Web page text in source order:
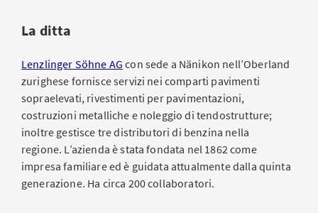
La ditta
Lenzlinger Söhne AG con sede a Nänikon nell’Oberland
zurighese fornisce servizi nei comparti pavimenti
sopraelevati, rivestimenti per pavimentazioni,
costruzioni metalliche e noleggio di tendostrutture;
inoltre gestisce tre distributori di benzina nella
regione. L’azienda è stata fondata nel 1862 come
impresa familiare ed è guidata attualmente dalla quinta
generazione. Ha circa 200 collaboratori.